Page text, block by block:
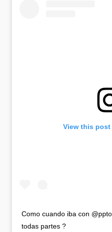
View this
Como cuando iba con
todas partes ?